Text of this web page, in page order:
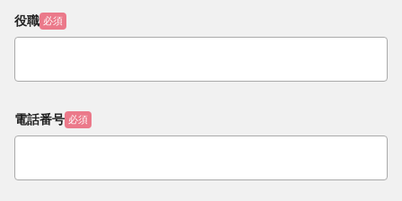
役職 必須
電話番号 必須